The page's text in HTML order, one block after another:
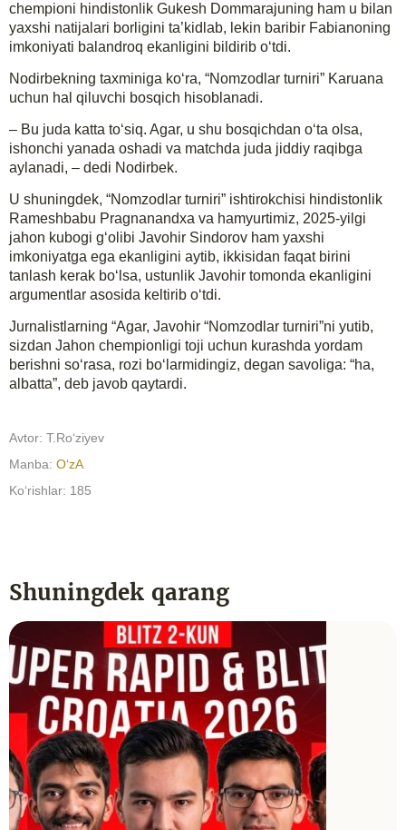
chempioni hindistonlik Gukesh Dommarajuning ham u bilan
yaxshi natijalari borligini ta’kidlab, lekin baribir Fabianoning
imkoniyati balandroq ekanligini bildirib o‘tdi.
Nodirbekning taxminiga ko‘ra, “Nomzodlar turniri” Karuana
uchun hal qiluvchi bosqich hisoblanadi.
– Bu juda katta to‘siq. Agar, u shu bosqichdan o‘ta olsa,
ishonchi yanada oshadi va matchda juda jiddiy raqibga
aylanadi, – dedi Nodirbek.
U shuningdek, “Nomzodlar turniri” ishtirokchisi hindistonlik
Rameshbabu Pragnanandxa va hamyurtimiz, 2025-yilgi
jahon kubogi g‘olibi Javohir Sindorov ham yaxshi
imkoniyatga ega ekanligini aytib, ikkisidan faqat birini
tanlash kerak bo‘lsa, ustunlik Javohir tomonda ekanligini
argumentlar asosida keltirib o‘tdi.
Jurnalistlarning “Agar, Javohir “Nomzodlar turniri”ni yutib,
sizdan Jahon chempionligi toji uchun kurashda yordam
berishni so‘rasa, rozi bo‘larmidingiz, degan savoliga: “ha,
albatta”, deb javob qaytardi.
Avtor: T.Ro‘ziyev
Manba: O‘zA
Koʻrishlar: 185
Shuningdek qarang